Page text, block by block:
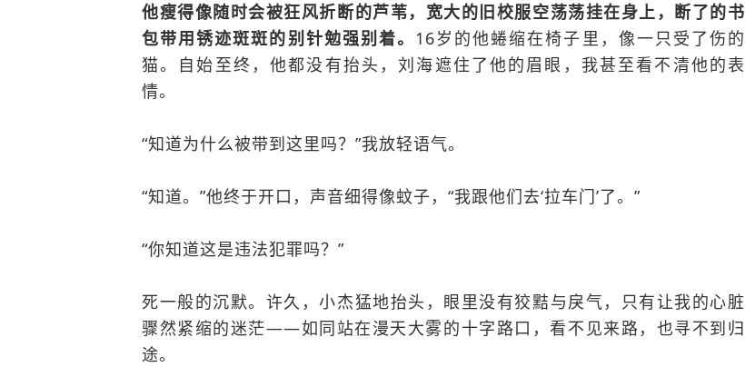
他瘦得像随时会被狂风折断的芦苇，宽大的旧校服空荡荡挂在身上，断了的书
包带用锈迹斑斑的别针勉强别着。 16岁的他蜷缩在椅子里，像一只受了伤的
猫。自始至终，他都没有抬头，刘海遮住了他的眉眼，我甚至看不清他的表
情。
“知道为什么被带到这里吗？”我放轻语气。
“知道。”他终于开口，声音细得像蚊子，“我跟他们去‘拉车门’了。”
“你知道这是违法犯罪吗？”
死一般的沉默。许久，小杰猛地抬头，眼里没有狡黠与戾气，只有让我的心脏
骤然紧缩的迷茫——如同站在漫天大雾的十字路口，看不见来路，也寻不到归
途。